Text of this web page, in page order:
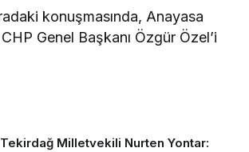
konuşmasında, Anayasa
Genel Başkanı Özgür Özel’i
Tekirdağ Milletvekili Nurten Yontar: